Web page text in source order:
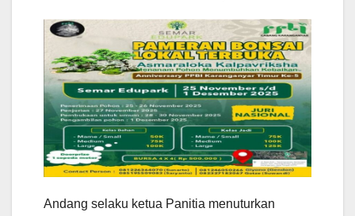
Andang selaku ketua Panitia menuturkan